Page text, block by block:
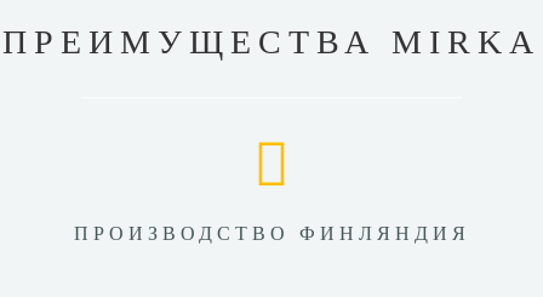
ПРЕИМУЩЕСТВА MIRKA
ПРОИЗВОДСТВО ФИНЛЯНДИЯ